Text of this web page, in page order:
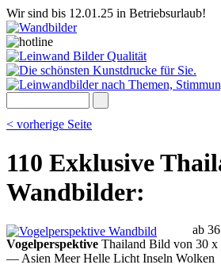
Wir sind bis 12.01.25 in Betriebsurlaub!
< vorherige Seite
110 Exklusive
Wandbilder:
ab
Vogelperspektive Thailand Bild von 30 x
— Asien Meer Helle Licht Inseln Wolken